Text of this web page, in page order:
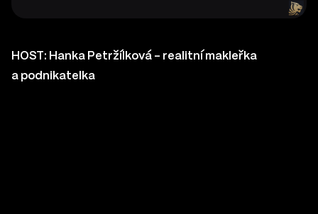
HOST: Hanka Petržílková – realitní makleřka
a podnikatelka